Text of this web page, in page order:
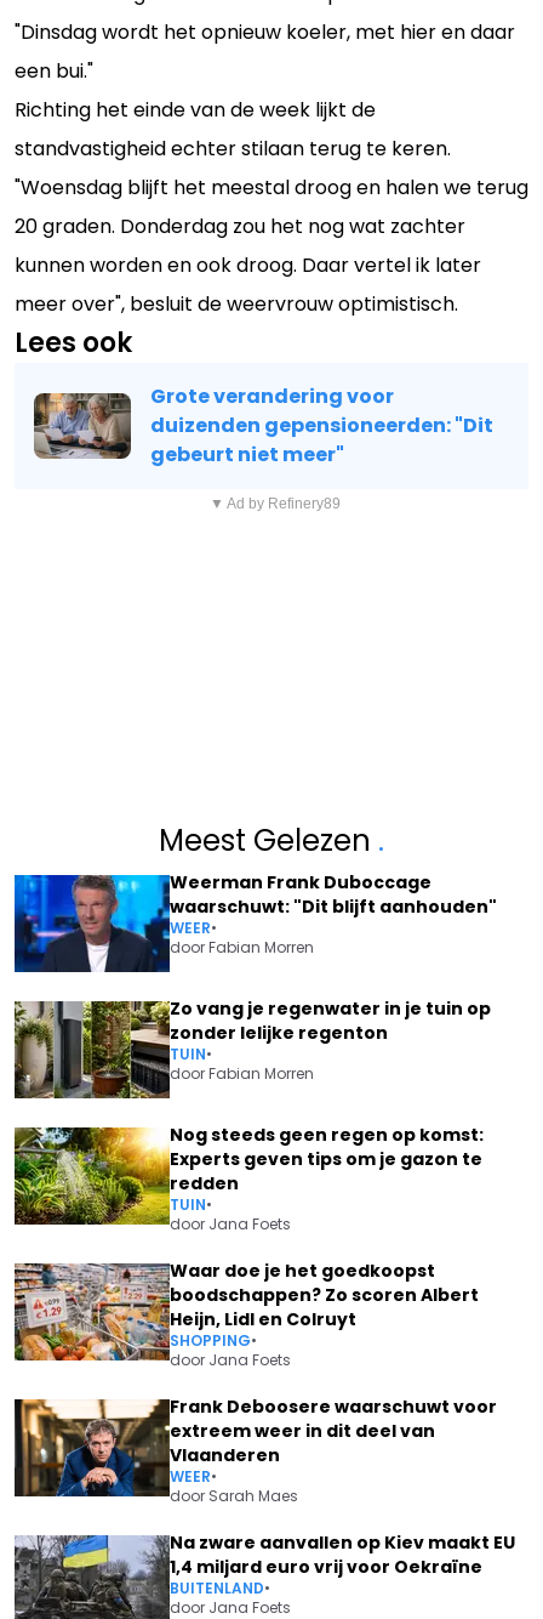
"Dinsdag wordt het opnieuw koeler, met hier en daar
een bui."
Richting het einde van de week lijkt de
standvastigheid echter stilaan terug te keren.
"Woensdag blijft het meestal droog en halen we terug
20 graden. Donderdag zou het nog wat zachter
kunnen worden en ook droog. Daar vertel ik later
meer over", besluit de weervrouw optimistisch.
Lees ook
Grote verandering voor
duizenden gepensioneerden: "Dit
gebeurt niet meer"
▼ Ad by Refinery89
Meest Gelezen .
Weerman Frank Duboccage
waarschuwt: "Dit blijft aanhouden"
WEER•
doorFabian Morren
Zo vang je regenwater in je tuin op
zonder lelijke regenton
TUIN•
doorFabian Morren
Nog steeds geen regen op komst:
Experts geven tips om je gazon te
redden
TUIN•
door Jana Foets
Waar doe je het goedkoopst
boodschappen? Zo scoren Albert
Heijn, Lidl en Colruyt
SHOPPING•
door Jana Foets
Frank Deboosere waarschuwt voor
extreem weer in dit deel van
Vlaanderen
WEER•
door Sarah Maes
Na zware aanvallen op Kiev maakt EU
1,4 miljard euro vrij voor Oekraïne
BUITENLAND•
door Jana Foets